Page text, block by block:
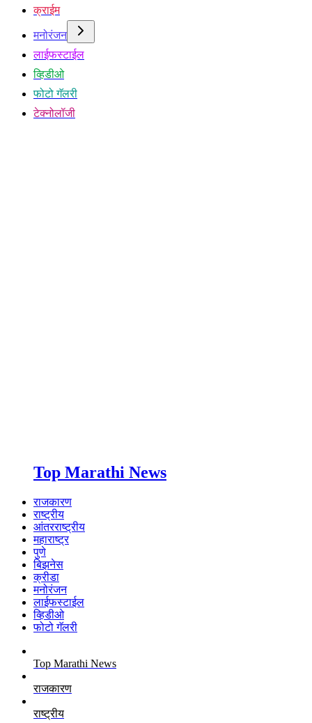
क्राईम
मनोरंजन
लाईफस्टाईल
व्हिडीओ
फोटो गॅलरी
टेक्नोलॉजी
Top Marathi News
राजकारण
राष्ट्रीय
आंतरराष्ट्रीय
महाराष्ट्र
पुणे
बिझनेस
क्रीडा
मनोरंजन
लाईफस्टाईल
व्हिडीओ
फोटो गॅलरी
Top Marathi News
राजकारण
राष्ट्रीय